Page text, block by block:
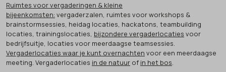
Ruimtes voor vergaderingen & kleine
bijeenkomsten: vergaderzalen, ruimtes voor workshops &
brainstormsessies, heidag locaties, hackatons, teambuilding
locaties, trainingslocaties, bijzondere vergaderlocaties voor
bedrijfsuitje, locaties voor meerdaagse teamsessies.
Vergaderlocaties waar je kunt overnachten voor een meerdaagse
meeting. Vergaderlocaties in de natuur of in het bos.